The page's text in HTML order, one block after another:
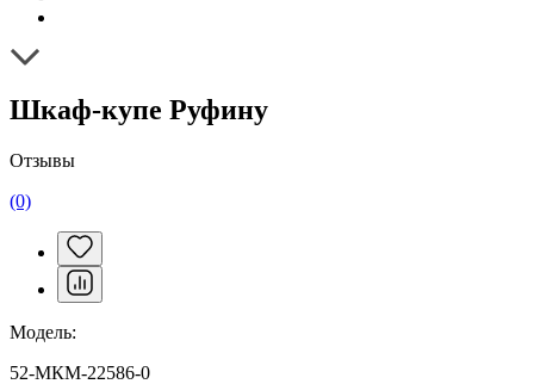
Шкаф-купе Руфину
Отзывы
(0)
Модель:
52-МКМ-22586-0